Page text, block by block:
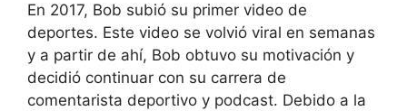
En 2017, Bob subió su primer video de
deportes. Este video se volvió viral en semanas
y a partir de ahí, Bob obtuvo su motivación y
decidió continuar con su carrera de
comentarista deportivo y podcast. Debido a la